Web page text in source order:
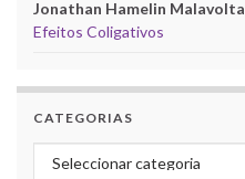
Jonathan Hamelin Malavolta
Efeitos Coligativos
CATEGORIAS
Categorias